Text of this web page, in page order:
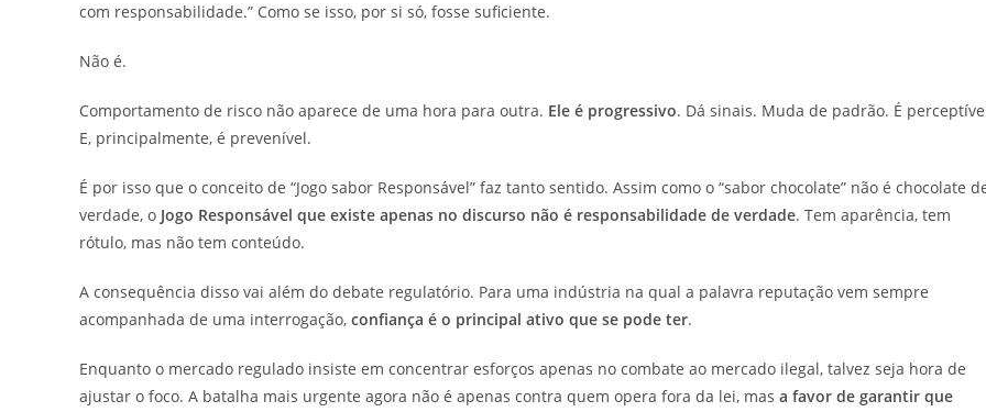
com responsabilidade.” Como se isso, por si só, fosse suficiente.
Não é.
Comportamento de risco não aparece de uma hora para outra. Ele é progressivo. Dá sinais. Muda de padrão. É
E, principalmente, é prevenível.
É por isso que o conceito de “Jogo sabor Responsável” faz tanto sentido. Assim como o “sabor chocolate” não é chocolate
verdade, o Jogo Responsável que existe apenas no discurso não é responsabilidade de verdade. Tem aparência, tem
rótulo, mas não tem conteúdo.
A consequência disso vai além do debate regulatório. Para uma indústria na qual a palavra reputação vem sempre
acompanhada de uma interrogação, confiança é o principal ativo que se pode ter.
Enquanto o mercado regulado insiste em concentrar esforços apenas no combate ao mercado ilegal, talvez seja hora de
ajustar o foco. A batalha mais urgente agora não é apenas contra quem opera fora da lei, mas a favor de garantir que